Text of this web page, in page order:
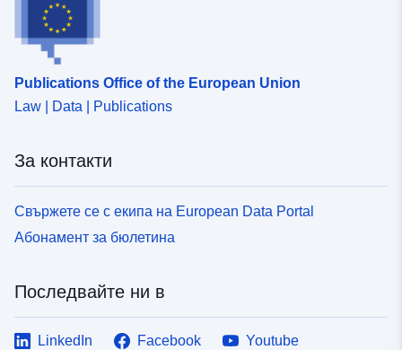
Publications Office of the European Union
Law | Data | Publications
За контакти
Свържете се с екипа на European Data Portal
Абонамент за бюлетина
Последвайте ни в
LinkedIn Facebook
Youtube